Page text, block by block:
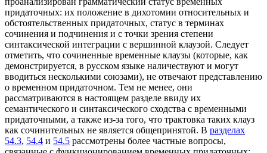
придаточных: их положение в дихотомии относительных и
обстоятельственных придаточных, статус в терминах
сочинения и подчинения и с точки зрения степени
синтаксической интеграции с вершинной клаузой. Следует
отметить, что сочиненные временные клаузы (которые, как
демонстрируется, в русском языке наличествуют и могут
вводиться несколькими союзами), не отвечают представлению
о временном придаточном. Тем не менее, они
рассматриваются в настоящем разделе ввиду их
семантического и синтаксического сходства с временными
придаточными, а также из-за того, что трактовка таких клауз
как сочинительных не является общепринятой. В разделах
54.3, 54.4 и 54.5 рассмотрены более частные вопросы,